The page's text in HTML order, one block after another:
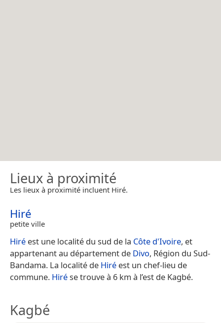
Lieux à proximité
Les lieux à proximité incluent Hiré.
Hiré
petite ville
Hiré est une localité du sud de la Côte d'Ivoire, et
appartenant au département de Divo, Région du Sud-
Bandama. La localité de Hiré est un chef-lieu de
commune. Hirése trouve à 6 km à l’est de Kagbé.
Kagbé